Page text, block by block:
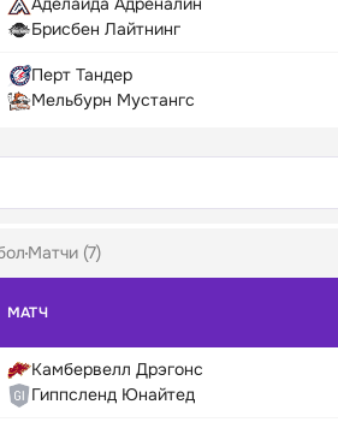
Брисбен Лайтнинг
Перт Тандер
Мельбурн Мустангс
Матчи (7)
МАТЧ
Камбервелл Дрэгонс
Гиппсленд Юнайтед